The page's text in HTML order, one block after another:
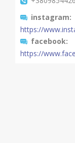
instagram
facebook
https://